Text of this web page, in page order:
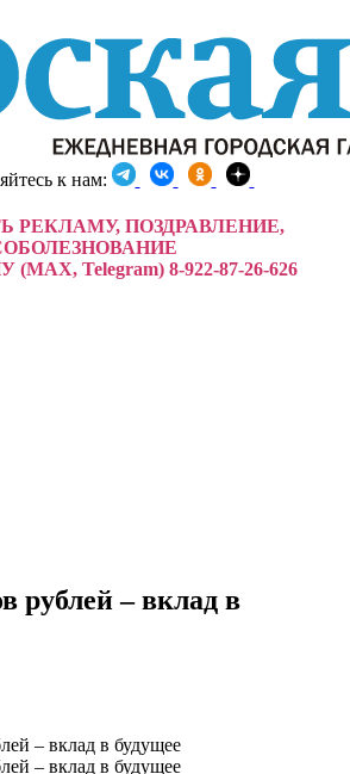
к нам:
РЕКЛАМУ, ПОЗДРАВЛЕНИЕ,
Telegram) 8-922-87-26-626
рублей – вклад в